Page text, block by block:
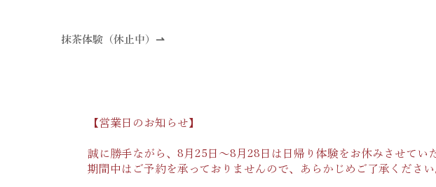
​抹茶体験（休止中）⇀
【営業日のお知らせ】
誠に勝手ながら、8月25日〜8月28日は日帰り体験をお休みさせてい
期間中はご予約を承っておりませんので、あらかじめご了承ください